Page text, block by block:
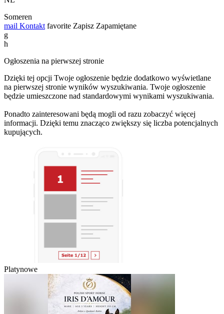
Someren
mail Kontakt favorite Zapisz Zapamiętane
g
h
Ogłoszenia na pierwszej stronie
Dzięki tej opcji Twoje ogłoszenie będzie dodatkowo wyświetlane
na pierwszej stronie wyników wyszukiwania. Twoje ogłoszenie
będzie umieszczone nad standardowymi wynikami wyszukiwania.
Ponadto zainteresowani będą mogli od razu zobaczyć więcej
informacji. Dzięki temu znacząco zwiększy się liczba potencjalnych
kupujących.
Platynowe